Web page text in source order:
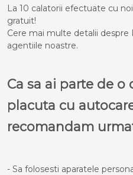
La 10 calatorii efectuate cu
gratuit!
Cere mai multe detalii
agentiile noastre.
Ca sa ai parte de o
placuta cu
recomandam
- Sa folosesti aparatele